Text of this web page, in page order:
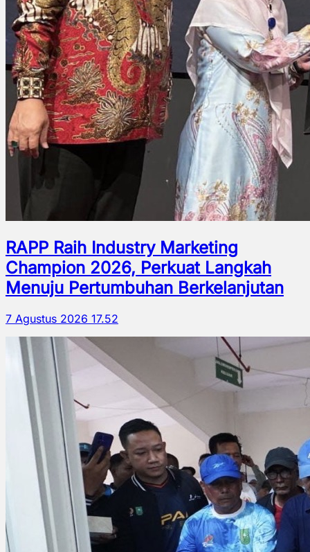
RAPP Raih Industry Marketing
Champion 2026, Perkuat Langkah
Menuju Pertumbuhan Berkelanjutan
7 Agustus 2026 17.52